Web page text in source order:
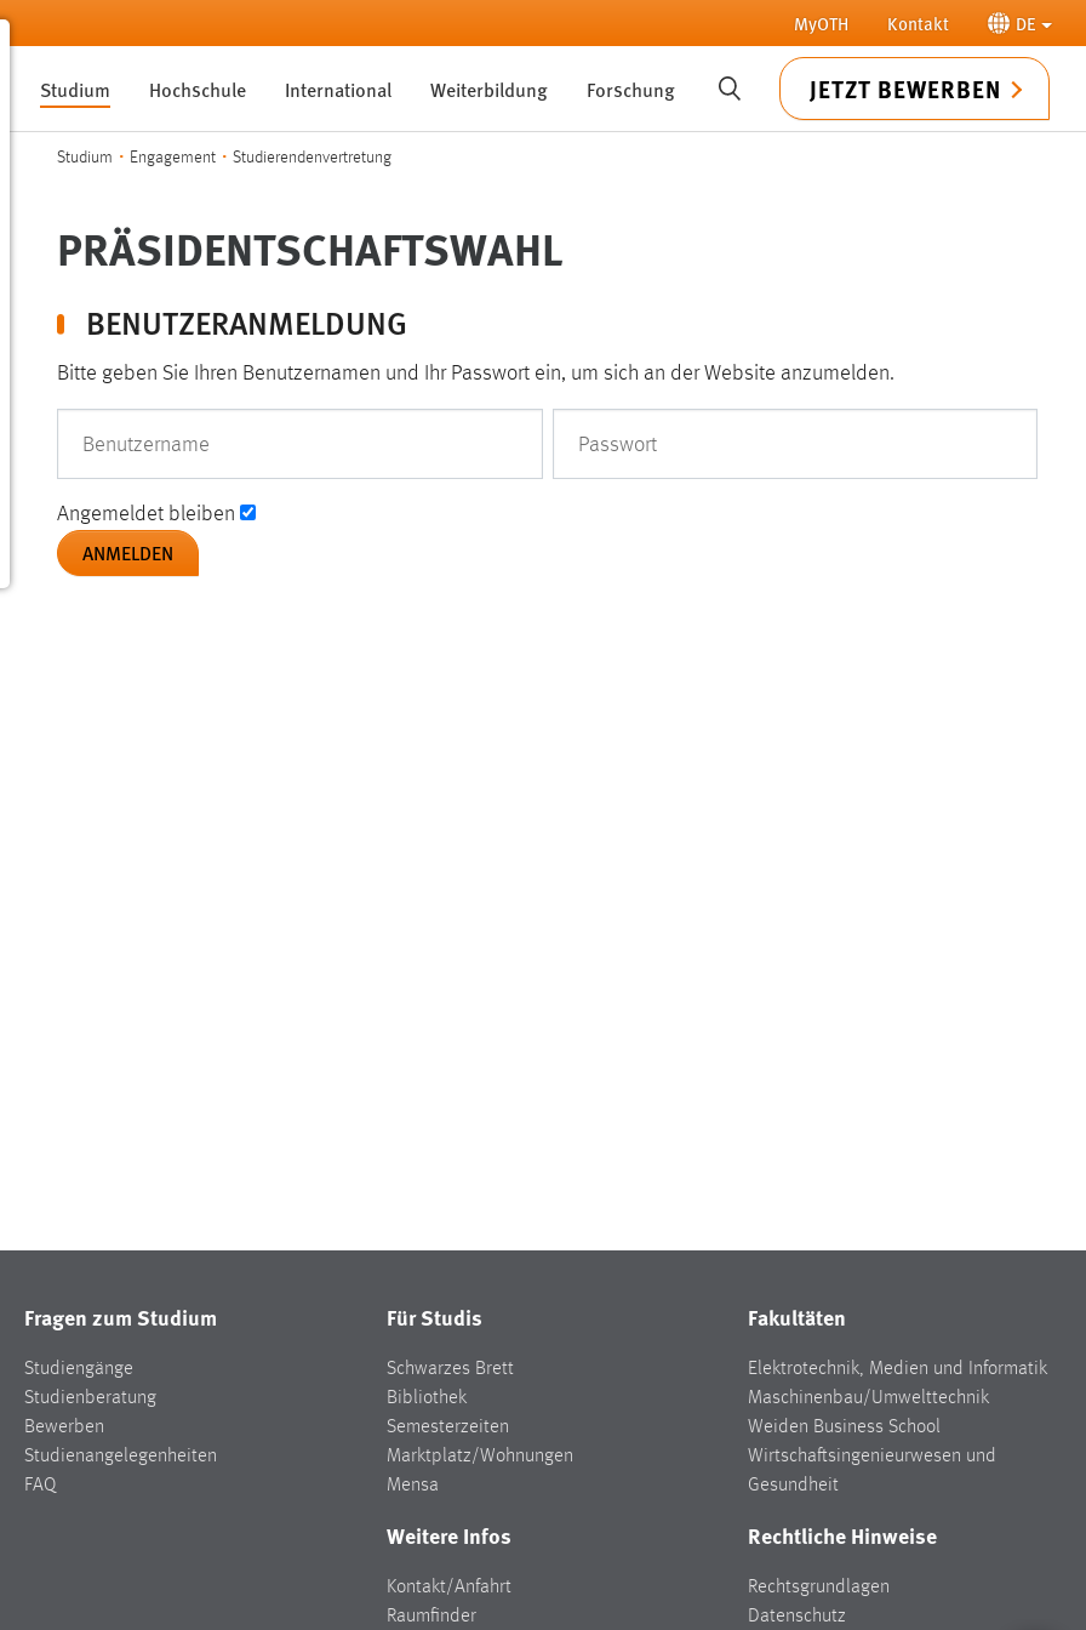
MyOTH Kontakt DE
Studium Hochschule International Weiterbildung Forschung SUCHE JETZT BEWERBEN
Sie sind hier:
Studium Engagement Studierendenvertretung
PRÄSIDENTSCHAFTSWAHL
BENUTZERANMELDUNG
Bitte geben Sie Ihren Benutzernamen und Ihr Passwort ein, um sich an der Website anzumelden.
Benutzername Passwort
Angemeldet bleiben
Fragen zum Studium
Studiengänge
Studienberatung
Bewerben
Studienangelegenheiten
FAQ
Für Studis
Schwarzes Brett
Bibliothek
Semesterzeiten
Marktplatz/Wohnungen
Mensa
Fakultäten
Elektrotechnik, Medien und Informatik
Maschinenbau/Umwelttechnik
Weiden Business School
Wirtschaftsingenieurwesen und
Gesundheit
Weitere Infos
Kontakt/Anfahrt
Raumfinder
Rechtliche Hinweise
Rechtsgrundlagen
Datenschutz